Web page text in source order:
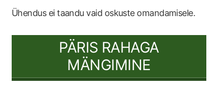
Ühendus ei taandu vaid oskuste omandamisele.
PÄRIS RAHAGA
MÄNGIMINE